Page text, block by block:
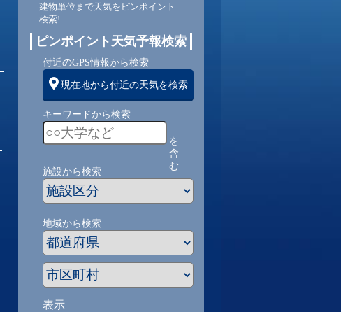
建物単位まで天気をピンポイント
検索!
ピンポイント天気予報検索
付近のGPS情報から検索
現在地から付近の天気を検索
キーワードから検索
を
含
む
施設から検索
地域から検索
表示